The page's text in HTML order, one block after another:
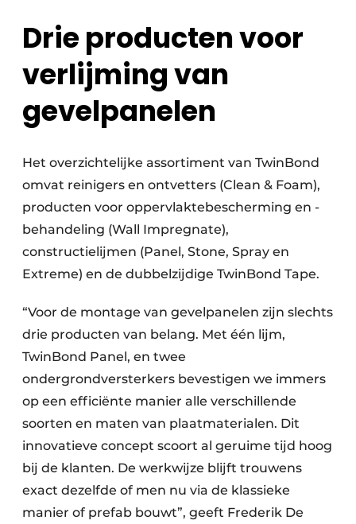
Drie producten voor
verlijming van
gevelpanelen
Het overzichtelijke assortiment van TwinBond
omvat reinigers en ontvetters (Clean & Foam),
producten voor oppervlaktebescherming en -
behandeling (Wall Impregnate),
constructielijmen (Panel, Stone, Spray en
Extreme) en de dubbelzijdige TwinBond Tape.
“Voor de montage van gevelpanelen zijn slechts
drie producten van belang. Met één lijm,
TwinBond Panel, en twee
ondergrondversterkers bevestigen we immers
op een efficiënte manier alle verschillende
soorten en maten van plaatmaterialen. Dit
innovatieve concept scoort al geruime tijd hoog
bij de klanten. De werkwijze blijft trouwens
exact dezelfde of men nu via de klassieke
manier of prefab bouwt”, geeft Frederik De